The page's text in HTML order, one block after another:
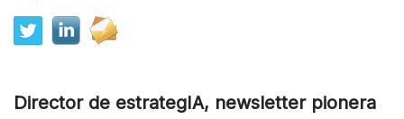
Director de estrategIA, newsletter pionera